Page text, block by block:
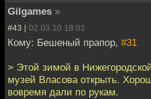
Gilgames »
#43 | 02.03.10 18:01
Кому: Бешеный прапор, #31
> Этой зимой в
музей Власова открыть.
вовремя дали по рукам.